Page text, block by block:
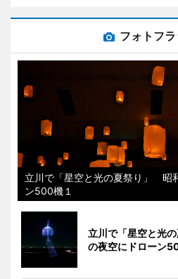
フォトフ
立川で「星空と光の夏祭り」 昭
ン500機１
立川で「星空と光
の夜空にドローン